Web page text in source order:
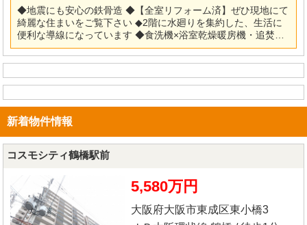
◆地震にも安心の鉄骨造 ◆【全室リフォーム済】ぜひ現地にて
綺麗な住まいをご覧下さい ◆2階に水廻りを集約した、生活に
便利な導線になっています ◆食洗機×浴室乾燥暖房機・追焚機
能完備 ◆大きなハイルーフの車も駐車可能の駐車場です ◆前面
道路は、交通量も多くなく安心です 【リフォーム内容】 ◎シ
ローリング・クロス・クッションフロア張替 ◎建具新調・ハウ
件も同時に紹介・案内可能です。 併せて内覧を希望される際
は、物件名を担当者までお申し付け下さい。
新着物件情報
コスモシティ鶴橋駅前
5,580万円
大阪府大阪市東成区東小橋3